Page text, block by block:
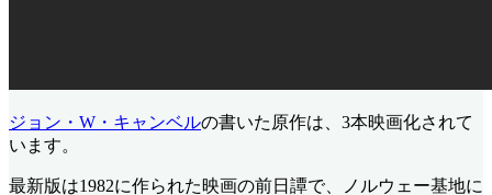
ジョン・W・キャンベルの書いた原作は、3本映画化されて
います。
最新版は1982に作られた映画の前日譚で、ノルウェー基地に